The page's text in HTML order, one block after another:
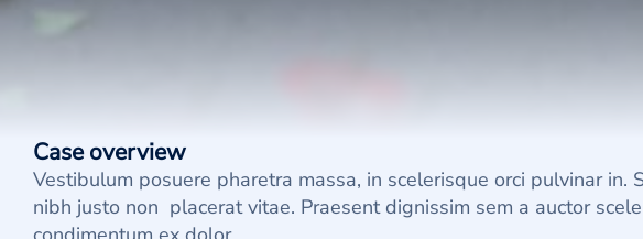
Case overview
Vestibulum posuere pharetra massa, in scelerisque orci pulvinar
nibh justo non placerat vitae. Praesent dignissim sem a auctor